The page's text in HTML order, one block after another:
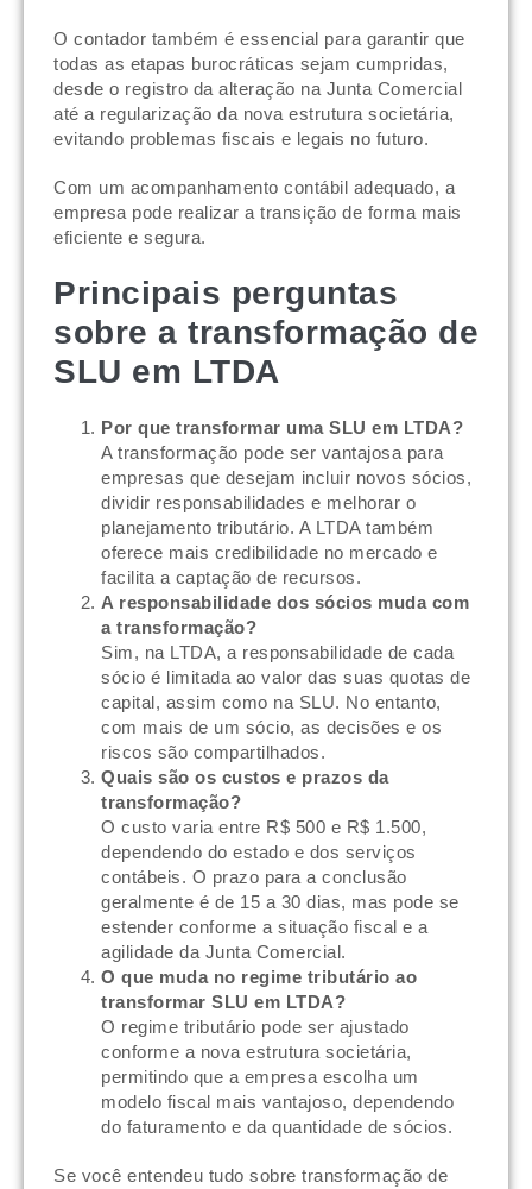
O contador também é essencial para garantir que
todas as etapas burocráticas sejam cumpridas,
desde o registro da alteração na Junta Comercial
até a regularização da nova estrutura societária,
evitando problemas fiscais e legais no futuro.
Com um acompanhamento contábil adequado, a
empresa pode realizar a transição de forma mais
eficiente e segura.
Principais perguntas
sobre a transformação de
SLU em LTDA
Por que transformar uma SLU em LTDA?
A transformação pode ser vantajosa para
empresas que desejam incluir novos sócios,
dividir responsabilidades e melhorar o
planejamento tributário. A LTDA também
oferece mais credibilidade no mercado e
facilita a captação de recursos.
A responsabilidade dos sócios muda com
a transformação?
Sim, na LTDA, a responsabilidade de cada
sócio é limitada ao valor das suas quotas de
capital, assim como na SLU. No entanto,
com mais de um sócio, as decisões e os
riscos são compartilhados.
Quais são os custos e prazos da
transformação?
O custo varia entre R$ 500 e R$ 1.500,
dependendo do estado e dos serviços
contábeis. O prazo para a conclusão
geralmente é de 15 a 30 dias, mas pode se
estender conforme a situação fiscal e a
agilidade da Junta Comercial.
O que muda no regime tributário ao
transformar SLU em LTDA?
O regime tributário pode ser ajustado
conforme a nova estrutura societária,
permitindo que a empresa escolha um
modelo fiscal mais vantajoso, dependendo
do faturamento e da quantidade de sócios.
Se você entendeu tudo sobre transformação de